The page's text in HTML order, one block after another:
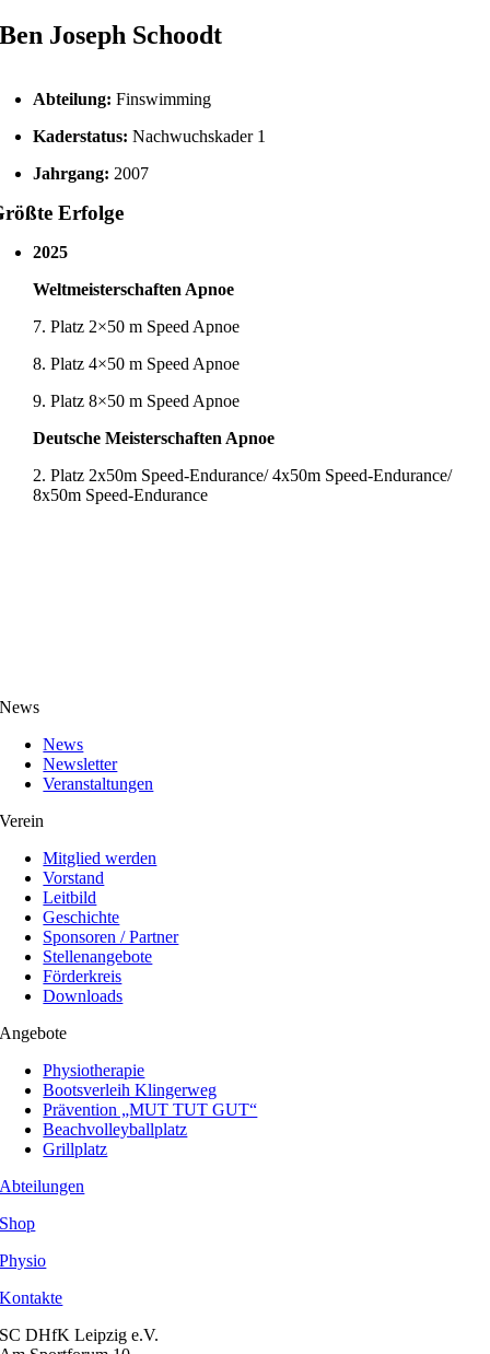
Ben Joseph Schoodt
Abteilung:Finswimming
Kaderstatus:Nachwuchskader 1
Jahrgang: 2007
Erfolge
2025
Weltmeisterschaften Apnoe
7. Platz 2×50 m Speed Apnoe
8. Platz 4×50 m Speed Apnoe
9. Platz 8×50 m Speed Apnoe
Deutsche Meisterschaften Apnoe
2. Platz 2x50m Speed-Endurance/ 4x50m Speed-Endurance/
8x50m Speed-Endurance
News
News
Newsletter
Veranstaltungen
Verein
Mitglied werden
Vorstand
Leitbild
Geschichte
Sponsoren / Partner
Stellenangebote
Förderkreis
Downloads
Angebote
Physiotherapie
Bootsverleih Klingerweg
Prävention „MUT TUT GUT“
Beachvolleyballplatz
Grillplatz
Abteilungen
Shop
Physio
Kontakte
SC DHfK Leipzig e.V.